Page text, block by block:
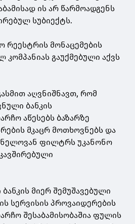
ის არ წარმოადგენს
სუბიექტს.
რეესტრის მონაცემების
კომპანიას გაუქმებული აქვს
აღვნიშნავთ, რომ
ბანკის
აწესებს ბაზარზე
მკაცრ მოთხოვნებს და
ფილტრს უკანონო
მიერ შემუშავებული
სერვისის პროვაიდერების
შესაბამისობაშია ფულის